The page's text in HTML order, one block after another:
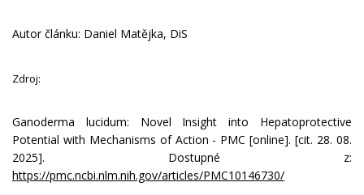
Autor článku: Daniel Matějka, DiS
Zdroj:
Ganoderma lucidum: Novel Insight into Hepatoprotective
Potential with Mechanisms of Action - PMC [online]. [cit. 28. 08.
2025]. Dostupné z:
https://pmc.ncbi.nlm.nih.gov/articles/PMC10146730/